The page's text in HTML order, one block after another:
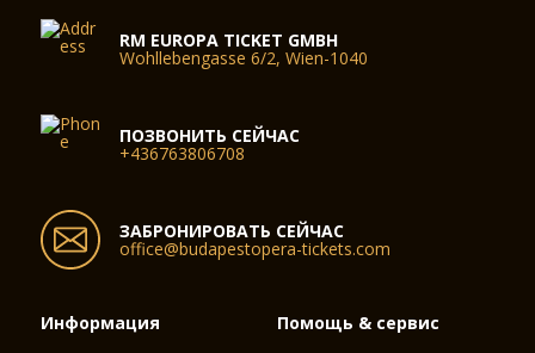
RM EUROPA TICKET GMBH
Wohllebengasse 6/2, Wien-1040
ПОЗВОНИТЬ СЕЙЧАС
+436763806708
ЗАБРОНИРОВАТЬ СЕЙЧАС
office@budapestopera-tickets.com
Информация Помощь & сервис